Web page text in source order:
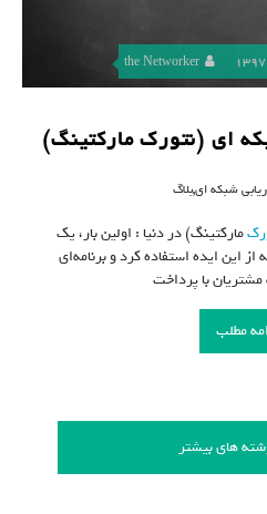
the Networker
ای (نتورک مارکتینگ)
شبکه ای,بلاگ
مارکتینگ) در دنیا : اولین بار، یک
این ایده استفاده کرد و برنامه‌ای
با پرداخت
مطلب
های بیشتر